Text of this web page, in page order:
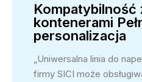
Kompatybilność
kontenerami
personalizacja
„Uniwersalna linia do
firmy SICI może